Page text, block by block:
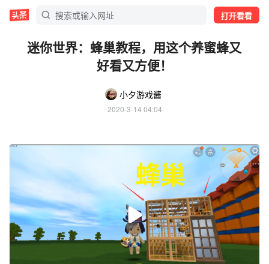
打开看看
迷你世界：蜂巢教程，用这个养蜜蜂又
好看又方便！
小夕游戏酱
2020-3-14 04:04